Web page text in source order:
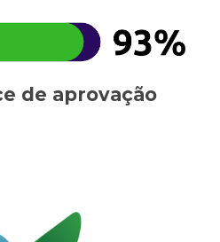
de aprovação